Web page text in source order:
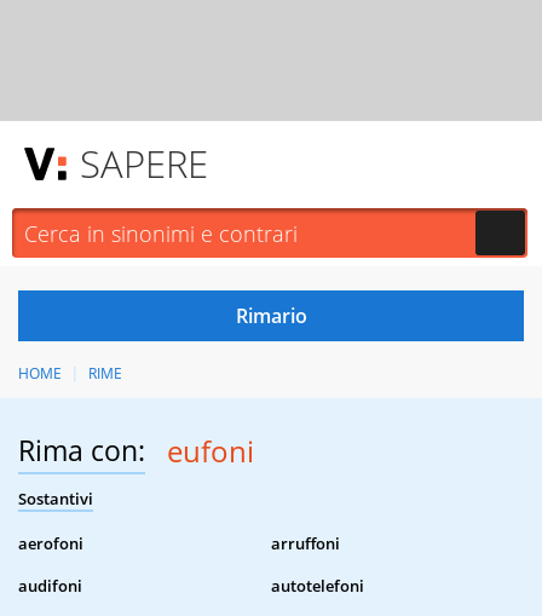
SAPERE
HOME RIME
Rima con: eufoni
Sostantivi
aerofoni
arruffoni
audifoni
autotelefoni